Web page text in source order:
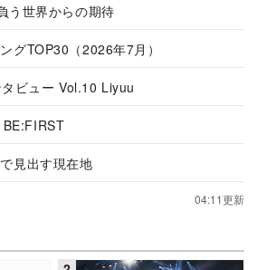
う世界からの期待
グTOP30（2026年7月）
ビュー Vol.10 Liyuu
見出す現在地
04:11更新